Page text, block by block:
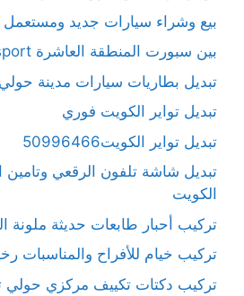
بيع وشراء سيارات جديد
بين سبورت المنطقة العاشرة Bein sport في الكويت
تبديل بطاريات سيارات مدينة حولي
تبديل تواير الكويت فوري
تبديل تواير الكويت50996466
تبديل شاشة تلفون الرقعي
الكويت
تركيب أحبار طابعات حديثة ملونة
تركيب خيام للأفراح والمناسبات
تركيب دكتات تكييف مركزي حولي